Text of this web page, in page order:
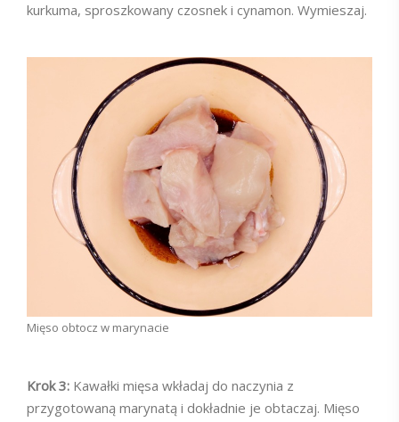
kurkuma, sproszkowany czosnek i cynamon. Wymieszaj.
Mięso obtocz w marynacie
Krok 3: Kawałki mięsa wkładaj do naczynia z
przygotowaną marynatą i dokładnie je obtaczaj. Mięso